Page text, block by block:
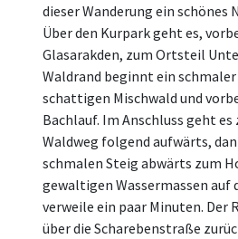
dieser Wanderung ein schönes
Über den Kurpark geht es,
Glasarakden, zum Ortsteil
Waldrand beginnt ein
schattigen Mischwald und
Bachlauf. Im Anschluss geht
Waldweg folgend aufwärts,
schmalen Steig abwärts zum
gewaltigen Wassermassen auf
verweile ein paar Minuten. Der
über die Scharebenstraße